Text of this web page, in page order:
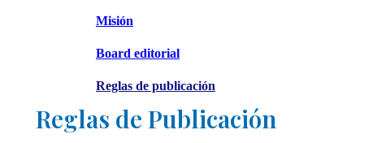
Misión
Board editorial
Reglas de publicación
Reglas de Publicación